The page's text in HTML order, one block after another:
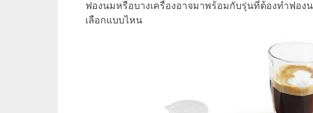
ฟองนมหรือบางเครื่องอาจมาพร้อมกับรุ่นที่ต้องทำฟอ
เลือกแบบไหน